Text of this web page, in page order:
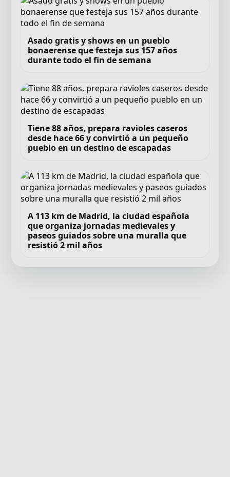
Asado gratis y shows en un pueblo
bonaerense que festeja sus 157 años
durante todo el fin de semana
Tiene 88 años, prepara ravioles caseros
desde hace 66 y convirtió a un pequeño
pueblo en un destino de escapadas
A 113 km de Madrid, la ciudad española
que organiza jornadas medievales y
paseos guiados sobre una muralla que
resistió 2 mil años